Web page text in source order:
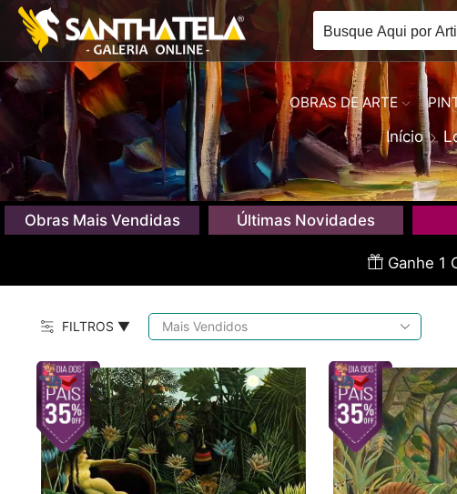
OBRAS DE ARTE
Início
Obras Mais Vendidas Últimas Novidades
Ganhe 1
FILTROS ▼